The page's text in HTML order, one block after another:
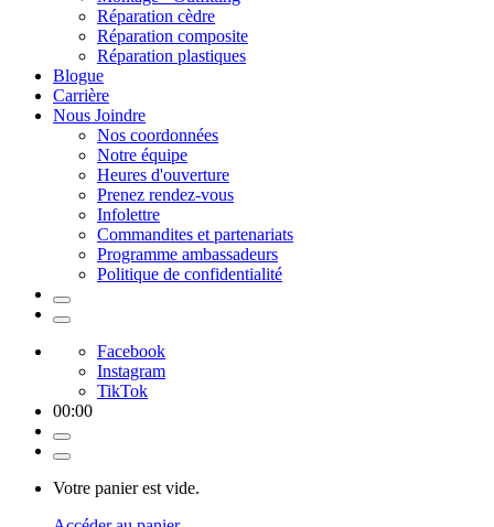
Réparation cèdre
Réparation composite
Réparation plastiques
Blogue
Carrière
Nous Joindre
Nos coordonnées
Notre équipe
Heures d'ouverture
Prenez rendez-vous
Infolettre
Commandites et partenariats
Programme ambassadeurs
Politique de confidentialité
Facebook
Instagram
TikTok
00:00
Votre panier est vide.